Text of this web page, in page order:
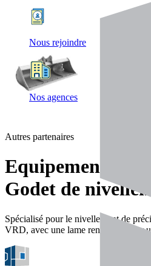
Nous rejoindre
Nos agences
Autres partenaires
Equipements
Godet de
Spécialisé pour le nivellement de
VRD, avec une lame renforcée pour